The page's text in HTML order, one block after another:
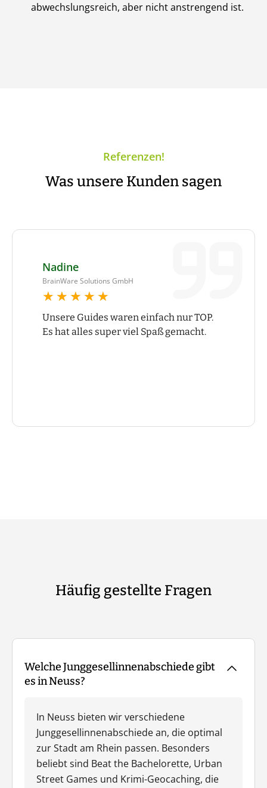
abwechslungsreich, aber nicht anstrengend ist.
Referenzen!
Was unsere Kunden sagen
Nadine
BrainWare Solutions GmbH
★★★★★
★★★★★
Unsere Guides waren einfach nur TOP.
Es hat alles super viel Spaß gemacht.
Häufig gestellte Fragen
Welche Junggesellinnenabschiede gibt
es in Neuss?
In Neuss bieten wir verschiedene
Junggesellinnenabschiede an, die optimal
zur Stadt am Rhein passen. Besonders
beliebt sind Beat the Bachelorette, Urban
Street Games und Krimi-Geocaching, die